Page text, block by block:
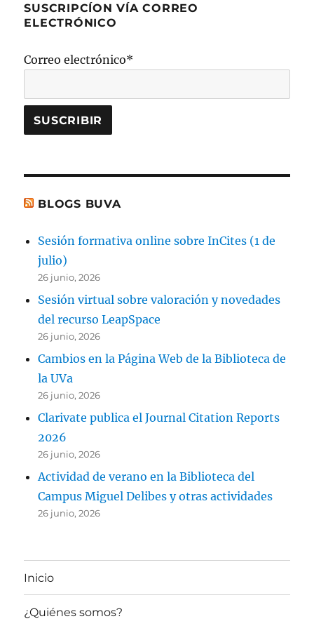
SUSCRIPCÍON VÍA CORREO
ELECTRÓNICO
Correo electrónico*
BLOGS BUVA
Sesión formativa online sobre InCites (1 de
julio)
26 junio, 2026
Sesión virtual sobre valoración y novedades
del recurso LeapSpace
26 junio, 2026
Cambios en la Página Web de la Biblioteca de
la UVa
26 junio, 2026
Clarivate publica el Journal Citation Reports
2026
26 junio, 2026
Actividad de verano en la Biblioteca del
Campus Miguel Delibes y otras actividades
26 junio, 2026
Inicio
¿Quiénes somos?